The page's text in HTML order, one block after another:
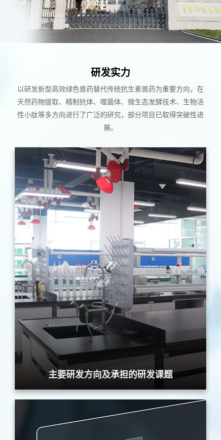
研发实力
以研发新型高效绿色兽药替代传统抗生素兽药为重要方向，在
天然药物提取、精制抗体、噬菌体、微生态发酵技术、生物活
性小肽等多方向进行了广泛的研究，部分项目已取得突破性进
展。
主要研发方向及承担的研发课题